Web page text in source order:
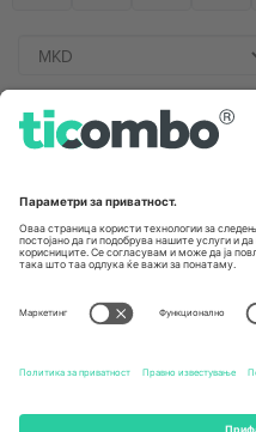
Канцеларии и поддршка
Germany
Unter den Linden 24, 10117
Berlin, Germany
United States
Newark, Delaware 19713, United
States